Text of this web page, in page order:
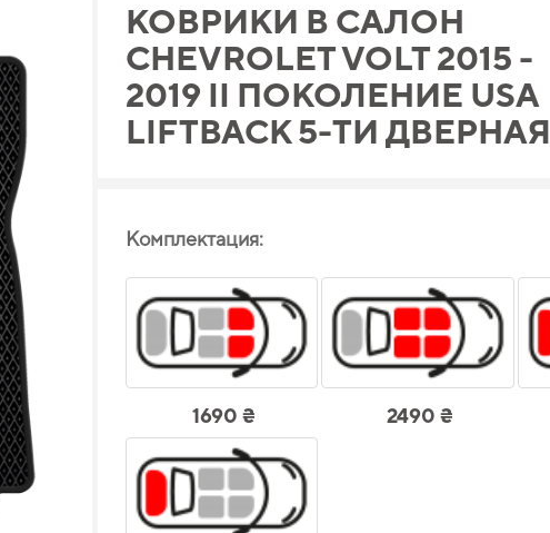
КОВРИКИ В САЛОН
CHEVROLET VOLT 2015 -
2019 II ПОКОЛЕНИЕ USA
LIFTBACK 5-ТИ ДВЕРНАЯ
Комплектация:
1690 ₴ 2490 ₴